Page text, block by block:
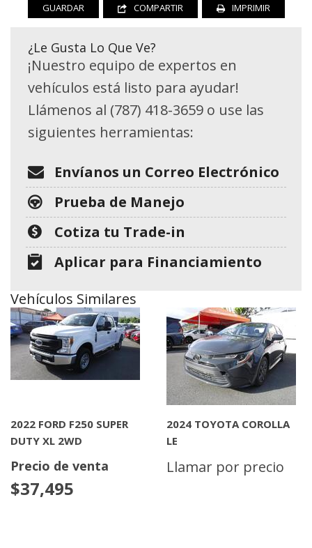
GUARDAR
COMPARTIR IMPRIMIR
¿Le Gusta Lo Que Ve?
¡Nuestro equipo de expertos en
vehículos está listo para ayudar!
Llámenos al (787) 418-3659 o use las
siguientes herramientas:
Envíanos un Correo Electrónico
Prueba de Manejo
Cotiza tu Trade-in
Aplicar para Financiamiento
Vehículos Similares
2022 FORD F250 SUPER
DUTY XL 2WD
Precio de venta
$37,495
2024 TOYOTA COROLLA
LE
Llamar por precio